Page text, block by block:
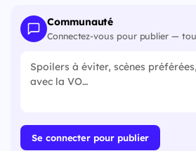
Communauté
Connectez-vous pour publier —
Se connecter pour publier